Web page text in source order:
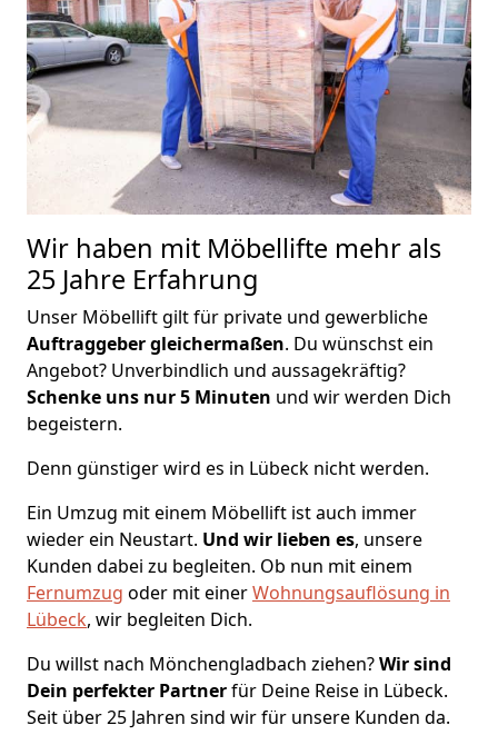
Wir haben mit Möbellifte mehr als
25 Jahre Erfahrung
Unser Möbellift gilt für private und gewerbliche
Auftraggeber gleichermaßen. Du wünschst ein
Angebot? Unverbindlich und aussagekräftig?
Schenke uns nur 5 Minuten und wir werden Dich
begeistern.
Denn günstiger wird es in Lübeck nicht werden.
Ein Umzug mit einem Möbellift ist auch immer
wieder ein Neustart. Und wir lieben es, unsere
Kunden dabei zu begleiten. Ob nun mit einem
Fernumzug oder mit einerWohnungsauflösung in
Lübeck, wir begleiten Dich.
Du willst nach Mönchen­gladbach ziehen?Wir sind
Dein perfekter Partnerfür Deine Reise in Lübeck.
Seit über 25 Jahren sind wir für unsere Kunden da.